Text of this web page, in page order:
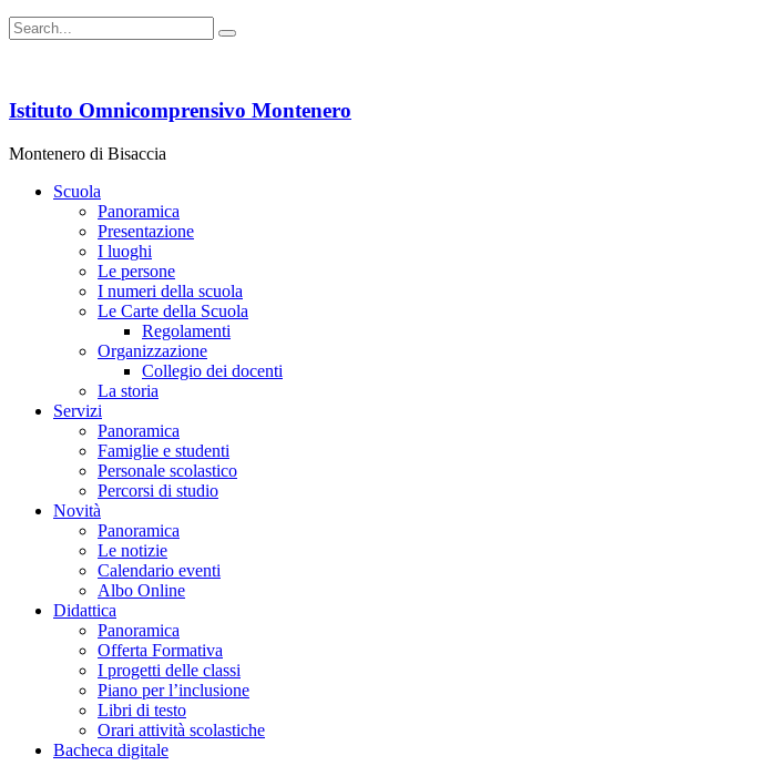
Istituto Omnicomprensivo Montenero
Montenero di Bisaccia
Scuola
Panoramica
Presentazione
I luoghi
Le persone
I numeri della scuola
Le Carte della Scuola
Regolamenti
Organizzazione
Collegio dei docenti
La storia
Servizi
Panoramica
Famiglie e studenti
Personale scolastico
Percorsi di studio
Novità
Panoramica
Le notizie
Calendario eventi
Albo Online
Didattica
Panoramica
Offerta Formativa
I progetti delle classi
Piano per l’inclusione
Libri di testo
Orari attività scolastiche
Bacheca digitale